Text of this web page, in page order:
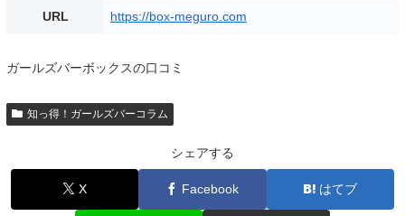
URL https://box-meguro.com
ガールズバーボックスの口コミ
知っ得！ガールズバーコラム
シェアする
X Facebook はてブ